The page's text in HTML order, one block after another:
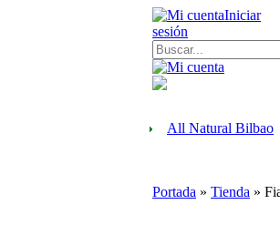
Iniciar
sesión
Portada » Tienda »